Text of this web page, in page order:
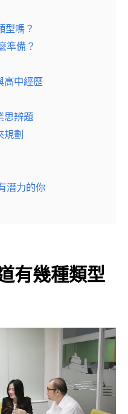
型嗎？
準備？
高中經歷
思辨題
規劃
潛力的你
有幾種類型